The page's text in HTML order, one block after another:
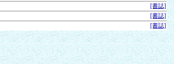
[書誌]
[書誌]
[書誌]